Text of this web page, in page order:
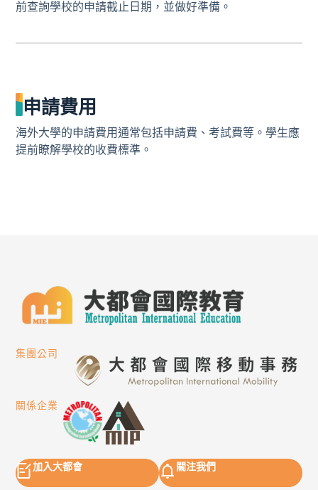
前查詢學校的申請截止日期，並做好準備。
申請費用
海外大學的申請費用通常包括申請費、考試費等。學生應
提前瞭解學校的收費標準。
集團公司
關係企業
加入大都會 關注我們